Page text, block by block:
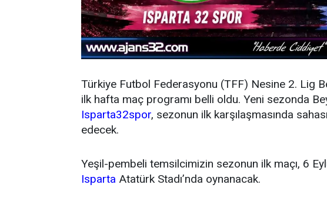
Türkiye Futbol Federasyonu (TFF) Nesine 2. Lig
ilk hafta maç programı belli oldu. Yeni sezonda
Isparta32spor, sezonun ilk karşılaşmasında
edecek.
Yeşil-pembeli temsilcimizin sezonun ilk maçı, 6
Isparta Atatürk Stadı’nda oynanacak.